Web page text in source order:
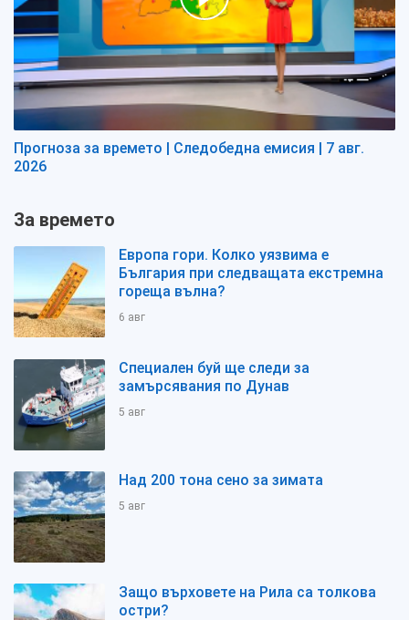
Прогноза за времето | Следобедна емисия | 7 авг.
2026
За времето
Европа гори. Колко уязвима е
България при следващата екстремна
гореща вълна?
6 авг
Специален буй ще следи за
замърсявания по Дунав
5 авг
Над 200 тона сено за зимата
5 авг
Защо върховете на Рила са толкова
остри?